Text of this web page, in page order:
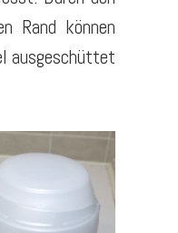
Rand können
ausgeschüttet